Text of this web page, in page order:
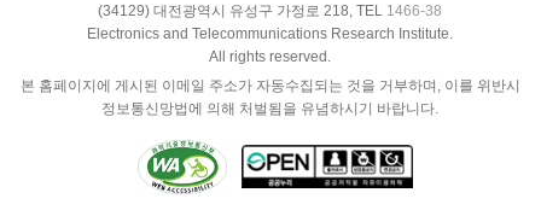
(34129) 대전광역시 유성구 가정로 218, TEL 1466-38
Electronics and Telecommunications Research Institute.
All rights reserved.
본 홈페이지에 게시된 이메일 주소가 자동수집되는 것을 거부하며, 이를 위반시
정보통신망법에 의해 처벌됨을 유념하시기 바랍니다.